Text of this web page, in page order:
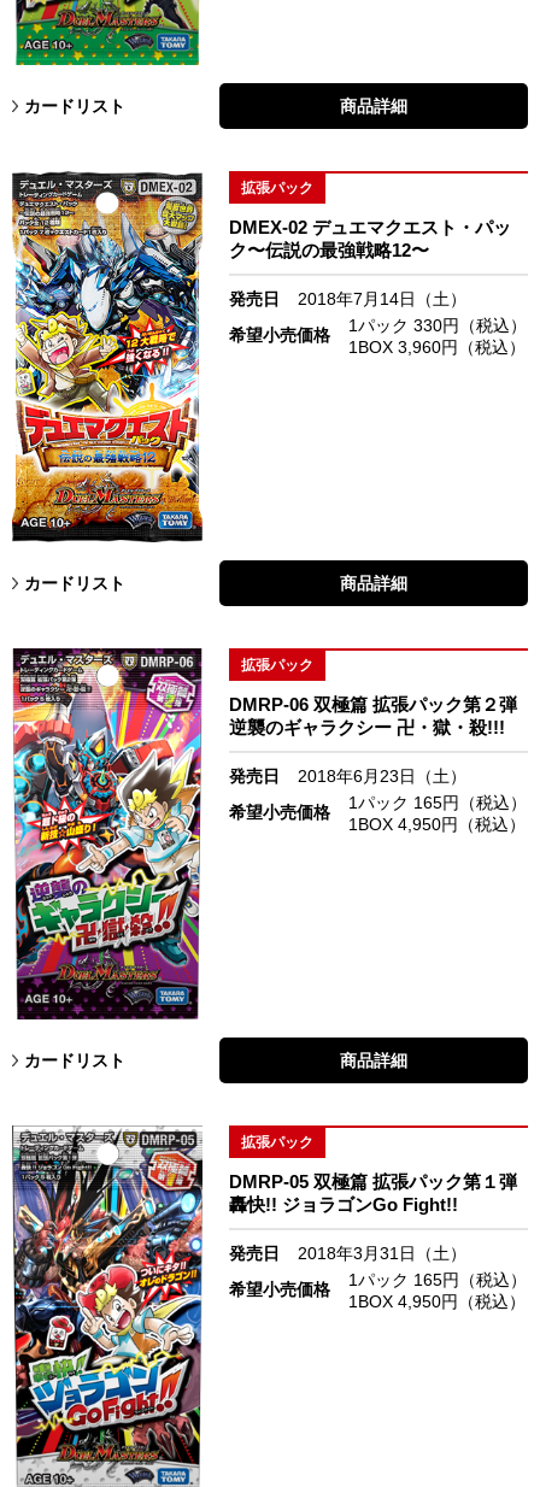
カードリスト 商品詳細
拡張パック
DMEX-02 デュエマクエスト・パッ
ク〜伝説の最強戦略12〜
発売日
2018年7月14日（土）
希望小売価格
1パック 330円（税込）
1BOX 3,960円（税込）
カードリスト 商品詳細
拡張パック
DMRP-06 双極篇 拡張パック第２弾
逆襲のギャラクシー 卍・獄・殺!!!
発売日
2018年6月23日（土）
希望小売価格
1パック 165円（税込）
1BOX 4,950円（税込）
カードリスト 商品詳細
拡張パック
DMRP-05 双極篇 拡張パック第１弾
轟快!! ジョラゴンGo Fight!!
発売日
2018年3月31日（土）
希望小売価格
1パック 165円（税込）
1BOX 4,950円（税込）